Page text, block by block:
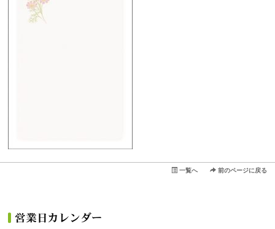
一覧へ 前のページに戻る